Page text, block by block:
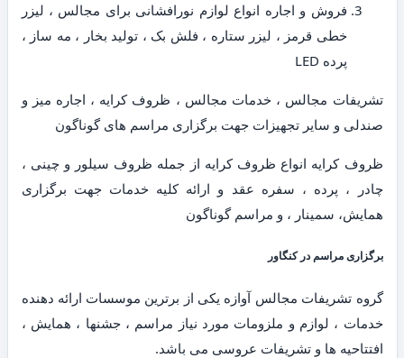
فروش و اجاره انواع لوازم نورافشانی برای مجالس ، لیزر
خطی قرمز ، لیزر ستاره ، فلش بک ، تولید بخار ، مه ساز ،
پرده LED
تشریفات مجالس ، خدمات مجالس ، ظروف کرایه ، اجاره میز و
صندلی و سایر تجهیزات جهت برگزاری مراسم های گوناگون
ظروف کرایه انواع ظروف کرایه از جمله ظروف سیلور و چینی ،
چادر ، پرده ، سفره عقد و ارائه کلیه خدمات جهت برگزاری
همایش، سمینار ، و مراسم گوناگون
برگزاری مراسم در کنگاور
گروه تشریفات مجالس آوازه یکی از برترین موسسات ارائه دهنده
خدمات ، لوازم و ملزومات مورد نیاز مراسم ، جشنها ، همایش ،
افتتاحیه ها و تشریفات عروسی می باشد.